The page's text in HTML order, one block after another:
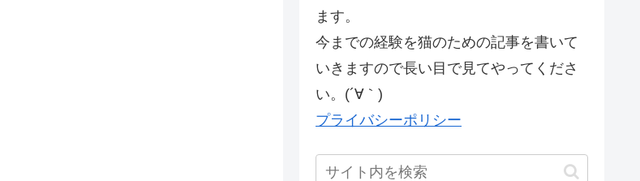
ます。
今までの経験を猫のための記事を書いて
いきますので長い目で見てやってくださ
い。(´∀｀)
プライバシーポリシー